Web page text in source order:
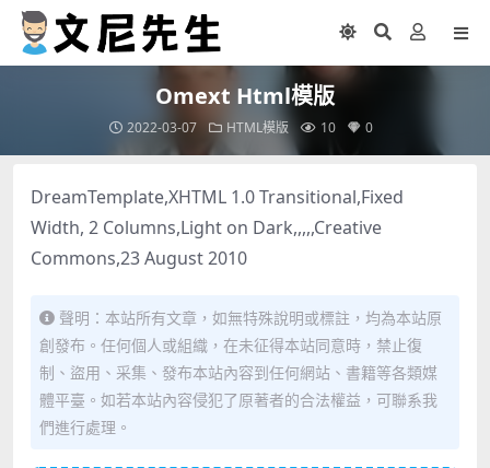
Omext Html模版
2022-03-07 HTML模版 10 0
DreamTemplate,XHTML 1.0 Transitional,Fixed
Width, 2 Columns,Light on Dark,,,,,Creative
Commons,23 August 2010
聲明：本站所有文章，如無特殊說明或標註，均為本站原
創發布。任何個人或組織，在未征得本站同意時，禁止復
制、盜用、采集、發布本站內容到任何網站、書籍等各類媒
體平臺。如若本站內容侵犯了原著者的合法權益，可聯系我
們進行處理。